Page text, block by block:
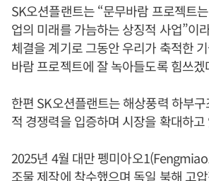
SK오션플랜트는 “문무바람 프로젝트
업의 미래를 가늠하는 상징적 사업”이
체결을 계기로 그동안 우리가 축적한
바람 프로젝트에 잘 녹아들도록 힘쓰
한편 SK오션플랜트는 해상풍력 하부
적 경쟁력을 입증하며 시장을 확대하고
2025년 4월 대만 펭미아오
조물 제작에 착수했으며 독일 북해 고